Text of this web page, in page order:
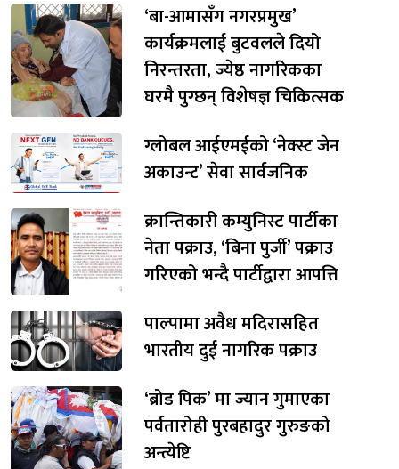
‘बा-आमासँग नगरप्रमुख’
कार्यक्रमलाई बुटवलले दियो
निरन्तरता, ज्येष्ठ नागरिकका
घरमै पुग्छन् विशेषज्ञ चिकित्सक
ग्लोबल आईएमईको ‘नेक्स्ट जेन
अकाउन्ट’ सेवा सार्वजनिक
क्रान्तिकारी कम्युनिस्ट पार्टीका
नेता पक्राउ, ‘बिना पुर्जी’ पक्राउ
गरिएको भन्दै पार्टीद्वारा आपत्ति
पाल्पामा अवैध मदिरासहित
भारतीय दुई नागरिक पक्राउ
‘ब्रोड पिक’ मा ज्यान गुमाएका
पर्वतारोही पुरबहादुर गुरुङको
अन्त्येष्टि